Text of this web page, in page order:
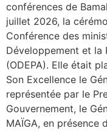
conférences de
juillet 2026, la
Conférence des
Développement et la
(ODEPA). Elle était
Son Excellence le
représentée par le
Gouvernement, le
MAÏGA, en présence